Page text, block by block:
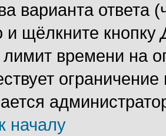
варианта ответа
и щёлкните кнопку
лимит времени на
ограничение
началу